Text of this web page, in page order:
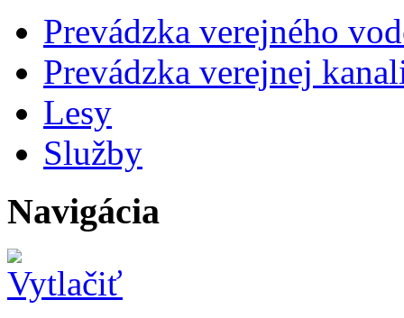
Prevádzka verejného
Prevádzka verejnej
Lesy
Služby
Navigácia